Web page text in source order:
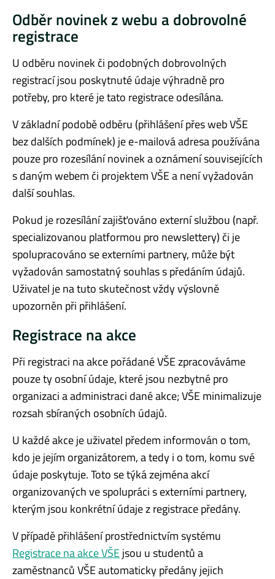
Odběr novinek z webu a dobrovolné
registrace
U odběru novinek či podobných dobrovolných
registrací jsou poskytnuté údaje výhradně pro
potřeby, pro které je tato registrace odesílána.
V základní podobě odběru (přihlášení přes web VŠE
bez dalších podmínek) je e-mailová adresa používána
pouze pro rozesílání novinek a oznámení souvisejících
s daným webem či projektem VŠE a není vyžadován
další souhlas.
Pokud je rozesílání zajišťováno externí službou (např.
specializovanou platformou pro newslettery) či je
spolupracováno se externími partnery, může být
vyžadován samostatný souhlas s předáním údajů.
Uživatel je na tuto skutečnost vždy výslovně
upozorněn při přihlášení.
Registrace na akce
Při registraci na akce pořádané VŠE zpracováváme
pouze ty osobní údaje, které jsou nezbytné pro
organizaci a administraci dané akce; VŠE minimalizuje
rozsah sbíraných osobních údajů.
U každé akce je uživatel předem informován o tom,
kdo je jejím organizátorem, a tedy i o tom, komu své
údaje poskytuje. Toto se týká zejména akcí
organizovaných ve spolupráci s externími partnery,
kterým jsou konkrétní údaje z registrace předány.
V případě přihlášení prostřednictvím systému
Registrace na akce VŠEjsou u studentů a
zaměstnanců VŠE automaticky předány jejich